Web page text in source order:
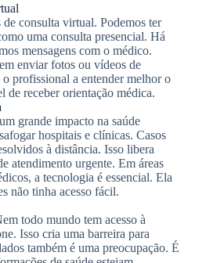
consulta virtual. Podemos ter
uma consulta presencial. Há
mensagens com o médico.
enviar fotos ou vídeos de
profissional a entender melhor o
de receber orientação médica.
grande impacto na saúde
hospitais e clínicas. Casos
à distância. Isso libera
atendimento urgente. Em áreas
a tecnologia é essencial. Ela
não tinha acesso fácil.
todo mundo tem acesso à
Isso cria uma barreira para
também é uma preocupação. É